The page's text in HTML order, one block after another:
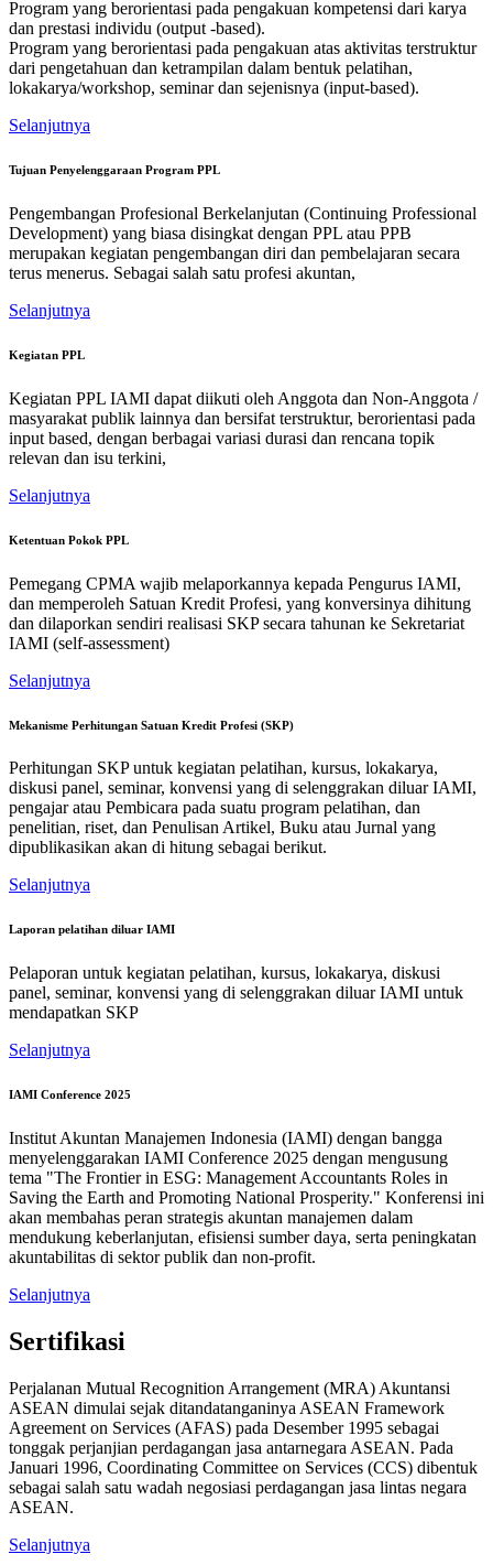
Program yang berorientasi pada pengakuan kompetensi dari karya
dan prestasi individu (output -based).
Program yang berorientasi pada pengakuan atas aktivitas terstruktur
dari pengetahuan dan ketrampilan dalam bentuk pelatihan,
lokakarya/workshop, seminar dan sejenisnya (input-based).
Selanjutnya
Tujuan Penyelenggaraan Program PPL
Pengembangan Profesional Berkelanjutan (Continuing Professional
Development) yang biasa disingkat dengan PPL atau PPB
merupakan kegiatan pengembangan diri dan pembelajaran secara
terus menerus. Sebagai salah satu profesi akuntan,
Selanjutnya
Kegiatan PPL
Kegiatan PPL IAMI dapat diikuti oleh Anggota dan Non-Anggota /
masyarakat publik lainnya dan bersifat terstruktur, berorientasi pada
input based, dengan berbagai variasi durasi dan rencana topik
relevan dan isu terkini,
Selanjutnya
Ketentuan Pokok PPL
Pemegang CPMA wajib melaporkannya kepada Pengurus IAMI,
dan memperoleh Satuan Kredit Profesi, yang konversinya dihitung
dan dilaporkan sendiri realisasi SKP secara tahunan ke Sekretariat
IAMI (self-assessment)
Selanjutnya
Mekanisme Perhitungan Satuan Kredit Profesi (SKP)
Perhitungan SKP untuk kegiatan pelatihan, kursus, lokakarya,
diskusi panel, seminar, konvensi yang di selenggrakan diluar IAMI,
pengajar atau Pembicara pada suatu program pelatihan, dan
penelitian, riset, dan Penulisan Artikel, Buku atau Jurnal yang
dipublikasikan akan di hitung sebagai berikut.
Selanjutnya
Laporan pelatihan diluar IAMI
Pelaporan untuk kegiatan pelatihan, kursus, lokakarya, diskusi
panel, seminar, konvensi yang di selenggrakan diluar IAMI untuk
mendapatkan SKP
Selanjutnya
IAMI Conference 2025
Institut Akuntan Manajemen Indonesia (IAMI) dengan bangga
menyelenggarakan IAMI Conference 2025 dengan mengusung
tema "The Frontier in ESG: Management Accountants Roles in
Saving the Earth and Promoting National Prosperity." Konferensi ini
akan membahas peran strategis akuntan manajemen dalam
mendukung keberlanjutan, efisiensi sumber daya, serta peningkatan
akuntabilitas di sektor publik dan non-profit.
Selanjutnya
Sertifikasi
Perjalanan Mutual Recognition Arrangement (MRA) Akuntansi
ASEAN dimulai sejak ditandatanganinya ASEAN Framework
Agreement on Services (AFAS) pada Desember 1995 sebagai
tonggak perjanjian perdagangan jasa antarnegara ASEAN. Pada
Januari 1996, Coordinating Committee on Services (CCS) dibentuk
sebagai salah satu wadah negosiasi perdagangan jasa lintas negara
ASEAN.
Selanjutnya